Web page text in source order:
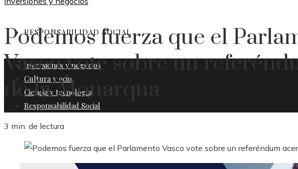
RESPONSABILIDAD SOCIAL
Inversiones y negocios
Cultura y ocio
Ciencia y tecnología
Responsabilidad Social
Podemos fuerza que el
Vasco vote sobre un
de la Monarqua
3 min. de lectura